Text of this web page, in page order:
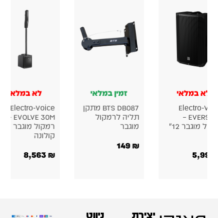
במלאי
EVOLVE 30M –
זמין במלאי
רמקול קולונה
מודולרי:
Turbosound
Audio WS-12
לא במלאי
Electro Voice
EVOLVE 50 —
מערכת קולונה
מקצועית